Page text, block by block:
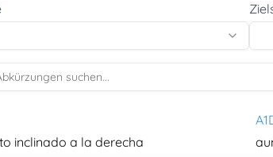
inclinado a la derecha